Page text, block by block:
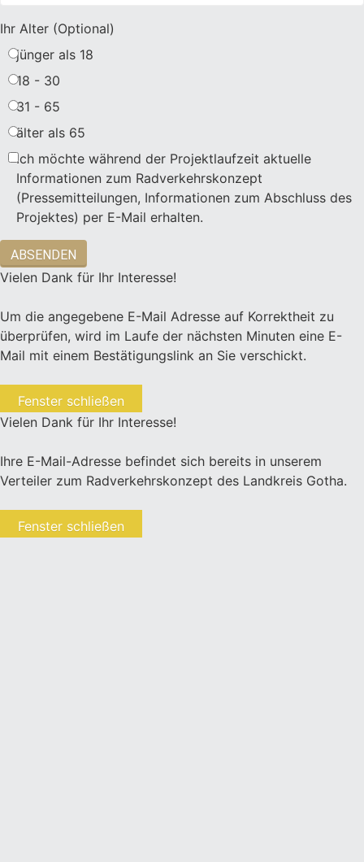
Ihr Alter (Optional)
jünger als 18
18 - 30
31 - 65
älter als 65
Ich möchte während der Projektlaufzeit aktuelle
Informationen zum Radverkehrskonzept
(Pressemitteilungen, Informationen zum Abschluss des
Projektes) per E-Mail erhalten.
ABSENDEN
Vielen Dank für Ihr Interesse!
Um die angegebene E-Mail Adresse auf Korrektheit zu
überprüfen, wird im Laufe der nächsten Minuten eine E-
Mail mit einem Bestätigungslink an Sie verschickt.
Fenster schließen
Vielen Dank für Ihr Interesse!
Ihre E-Mail-Adresse befindet sich bereits in unserem
Verteiler zum Radverkehrskonzept des Landkreis Gotha.
Fenster schließen